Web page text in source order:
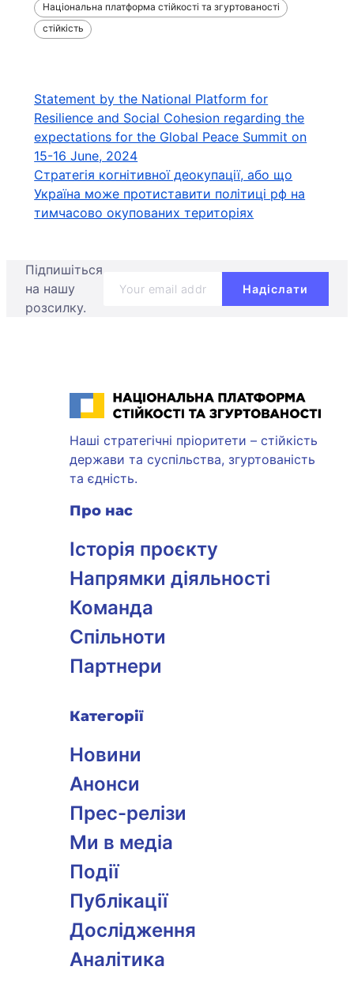
Національна платформа стійкості та згуртованості
стійкість
Навігація
записів
Statement by the National Platform for
Resilience and Social Cohesion regarding the
expectations for the Global Peace Summit on
15-16 June, 2024
Стратегія когнітивної деокупації, або що
Україна може протиставити політиці рф на
тимчасово окупованих територіях
Підпишіться
на нашу
розсилку.
Національна платформа стійкості та згуртованості
Наші стратегічні пріоритети – стійкість
держави та суспільства, згуртованість
та єдність.
Про нас
Історія проєкту
Напрямки діяльності
Команда
Спільноти
Партнери
Категорії
Новини
Анонси
Прес-релізи
Ми в медіа
Події
Публікації
Дослідження
Аналітика